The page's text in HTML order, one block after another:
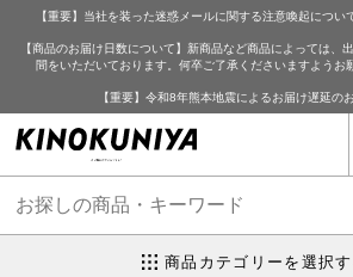
【重要】当社を装った迷惑メールに関する注意喚起につ
【商品のお届け日数について】新商品など商品によっては、
間をいただいております。何卒ご了承くださいますようお
【重要】令和8年熊本地震によるお届け遅延の
商品カテゴリーを選択す